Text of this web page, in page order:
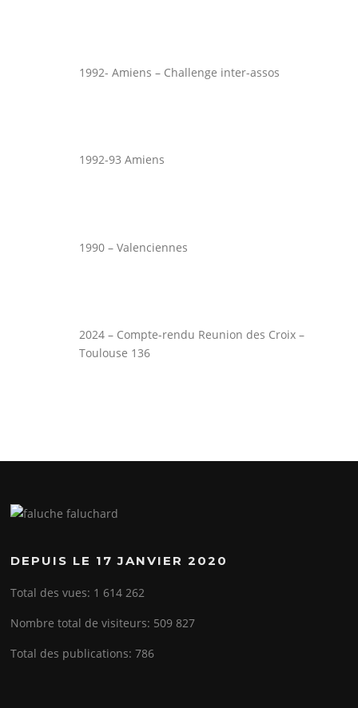
1992- Amiens – Challenge inter-assos
1992-93 Amiens
1990 – Valenciennes
2024 – Compte-rendu Reunion des Croix –
Toulouse 136
DEPUIS LE 17 JANVIER 2020
Total des vues: 1 614 262
Nombre total de visiteurs: 509 827
Total des publications:786